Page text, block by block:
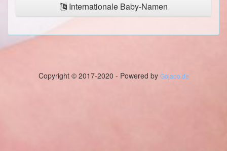
Internationale Baby-Namen
Copyright © 2017-2020 - Powered by Gojado.de